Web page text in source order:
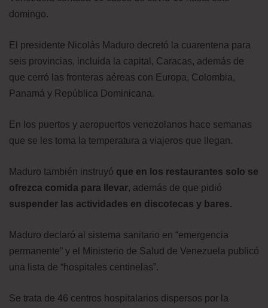
domingo.
El presidente Nicolás Maduro decretó la cuarentena para
seis provincias, incluida la capital, Caracas, además de
que cerró las fronteras aéreas con Europa, Colombia,
Panamá y República Dominicana.
En los puertos y aeropuertos venezolanos hace semanas
que se les toma la temperatura a viajeros que llegan.
Maduro también instruyó que en los restaurantes solo se
ofrezca comida para llevar, además de que pidió
suspender las actividades en discotecas y bares.
Maduro declaró al sistema sanitario en “emergencia
permanente” y el Ministerio de Salud de Venezuela publicó
una lista de “hospitales centinelas”.
Se trata de 46 centros hospitalarios dispersos por la